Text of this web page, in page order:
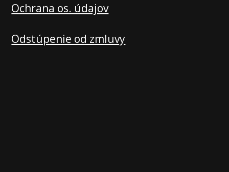
Ochrana os. údajov
Odstúpenie od zmluvy